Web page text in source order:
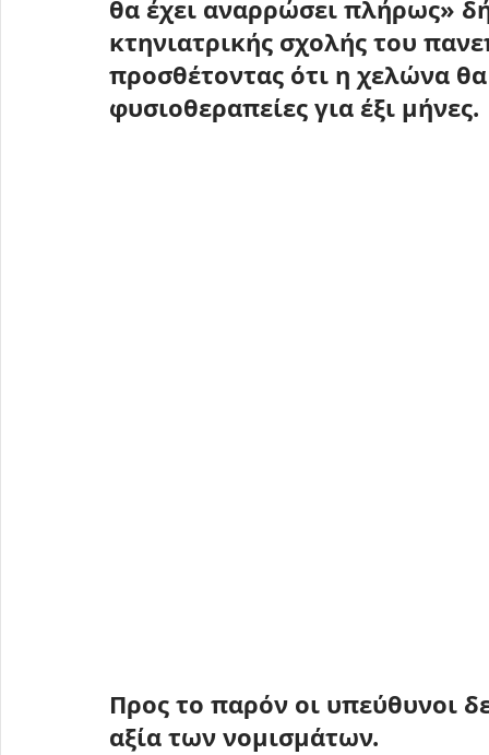
θα έχει αναρρώσει πλήρως»
κτηνιατρικής σχολής του
προσθέτοντας ότι η χελώνα
φυσιοθεραπείες για έξι μήνες.
Προς το παρόν οι υπεύθυνοι
αξία των νομισμάτων.